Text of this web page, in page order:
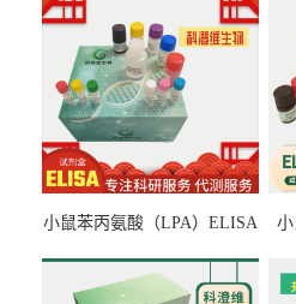
小鼠苯丙氨酸（LPA）ELISA
小